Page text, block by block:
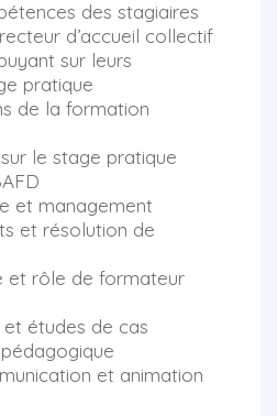
des stagiaires
d’accueil collectif
sur leurs
pratique
de la formation
le stage pratique
et management
et résolution de
et rôle de formateur
études de cas
et animation